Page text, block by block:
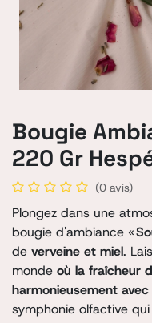
Bougie
220 Gr
(0 avis)
Plongez dans une
bougie d'ambiance «
de verveine et miel.
monde où la fraîcheur
harmonieusement
symphonie olfactive